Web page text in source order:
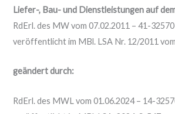
Liefer-, Bau- und Dienstleistungen auf
RdErl. des MW vom 07.02.2011 – 41-
veröffentlicht im MBl. LSA Nr. 12/2011
geändert durch:
RdErl. des MWL vom 01.06.2024 – 14-